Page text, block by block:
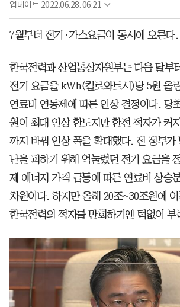
업데이트 2022.06.28. 06:21
7월부터 전기·가스요금이 동시에 오른다.
한국전력과 산업통상자원부는 다음 달부
전기 요금을 kWh(킬로와트시)당 5원 올
연료비 연동제에 따른 인상 결정이다. 당
원이 최대 인상 한도지만 한전 적자가 커
까지 바꿔 인상 폭을 확대했다. 전 정부가
난을 피하기 위해 억눌렀던 전기 요금을
제 에너지 가격 급등에 따른 연료비 상승
차원이다. 하지만 올해 20조~30조원에
한국전력의 적자를 만회하기엔 턱없이 부